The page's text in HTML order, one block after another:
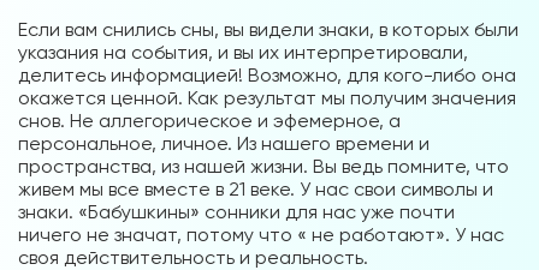
Если вам снились сны, вы видели знаки, в которых были
указания на события, и вы их интерпретировали,
делитесь информацией! Возможно, для кого-либо она
окажется ценной. Как результат мы получим значения
снов. Не аллегорическое и эфемерное, а
персональное, личное. Из нашего времени и
пространства, из нашей жизни. Вы ведь помните, что
живем мы все вместе в 21 веке. У нас свои символы и
знаки. «Бабушкины» сонники для нас уже почти
ничего не значат, потому что « не работают». У нас
своя действительность и реальность.